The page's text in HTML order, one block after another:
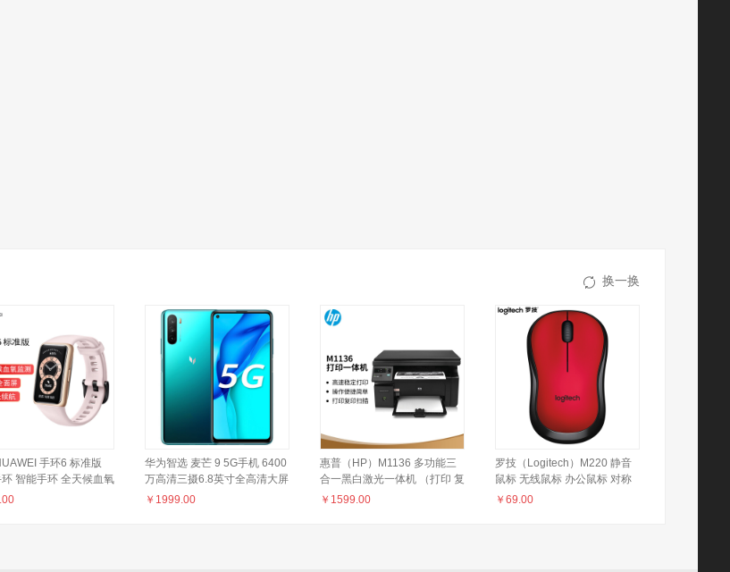
换一换
手环6 标准版
智能手环 全天候血氧
彩全面屏/2周长续航/96
华为智选 麦芒 9 5G手机 6400
万高清三摄6.8英寸全高清大屏
4300mAh大电池6GB+128GB
￥ 1999.00
惠普（HP）M1136 多功能三
合一黑白激光一体机 （打印 复
印 扫描） 升级型号
￥ 1599.00
罗技（Logitech）M220 静音
鼠标 无线鼠标 办公鼠标 对称
鼠标 带无线微型接收器 红黑色
￥ 69.00